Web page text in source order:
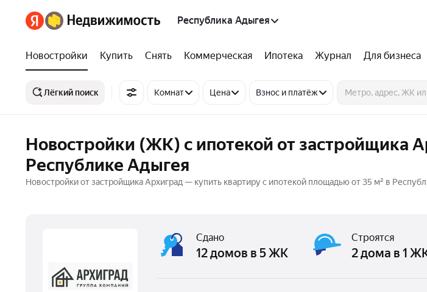
Республика Адыгея
Новостройки Купить Снять Коммерческая Ипотека Журнал Для бизнеса
Лёгкий поиск Комнат Цена Взнос и платёж
Новостройки (ЖК) с ипотекой от застройщика
Республике Адыгея
Новостройки от застройщика Архиград — купить квартиру с ипотекой площадью от 35 м² в
Сдано
12 домов в 5 ЖК
Строятся
2 дома в 1